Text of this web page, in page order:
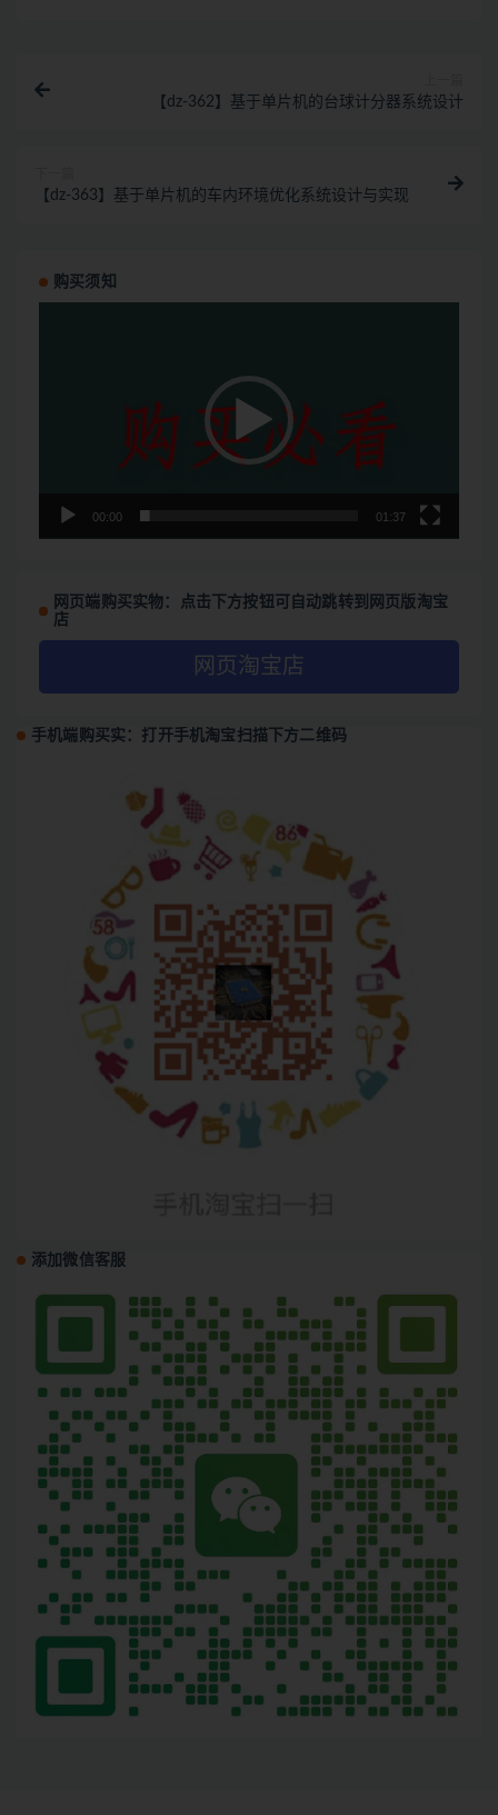
【dz-362】基于单片机的台球计分器系统设计
【dz-363】基于单片机的车内环境优化系统设计与实现
购买须知
00:00 01:37
网页端购买实物：点击下方按钮可自动跳转到网页版淘宝
店
网页淘宝店
手机端购买实：打开手机淘宝扫描下方二维码
添加微信客服